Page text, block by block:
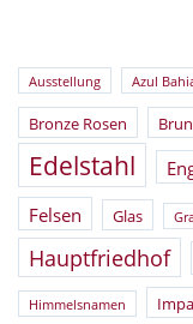
Ausstellung Azul
Bronze Rosen
Edelstahl
Felsen Glas
Hauptfriedhof
Himmelsnamen